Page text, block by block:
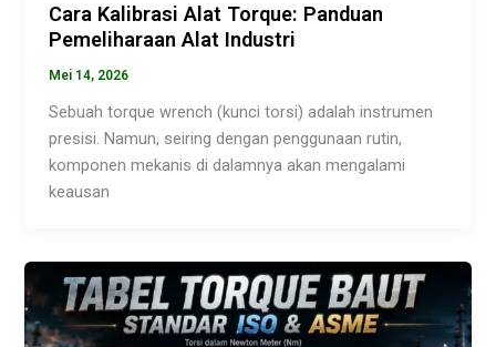
Cara Kalibrasi Alat Torque: Panduan
Pemeliharaan Alat Industri
Mei 14, 2026
Sebuah torque wrench (kunci torsi) adalah instrumen
presisi. Namun, seiring dengan penggunaan rutin,
komponen mekanis di dalamnya akan mengalami
keausan